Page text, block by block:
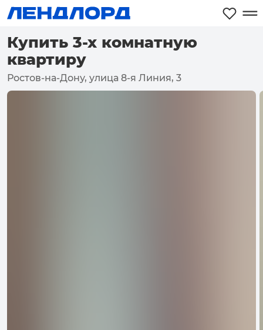
Купить 3-х комнатную
квартиру
Ростов-на-Дону, улица 8-я Линия, 3